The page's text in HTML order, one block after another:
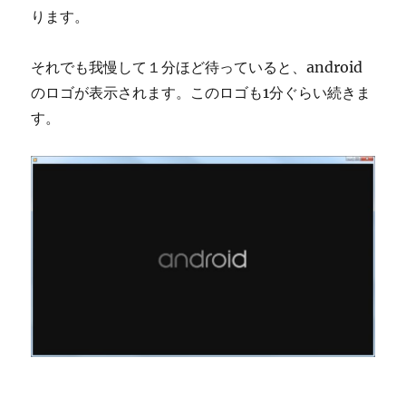
ります。
それでも我慢して１分ほど待っていると、android
のロゴが表示されます。このロゴも1分ぐらい続きま
す。